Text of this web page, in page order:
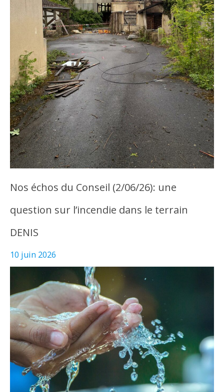
Nos échos du Conseil (2/06/26): une
question sur l’incendie dans le terrain
DENIS
10 juin 2026